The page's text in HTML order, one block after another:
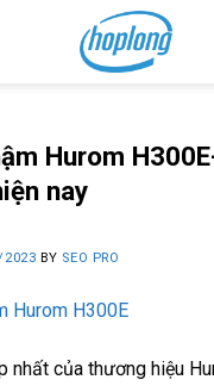
Hurom
nay
2023 BY SEO PRO
nhất của thương hiệu